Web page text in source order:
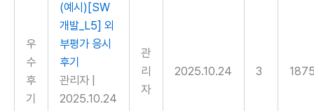
우
수
후
기
(예시)[SW
개발_L5] 외
부평가 응시
후기
관리자
2025.10.24
관
리
자
2025.10.24 3